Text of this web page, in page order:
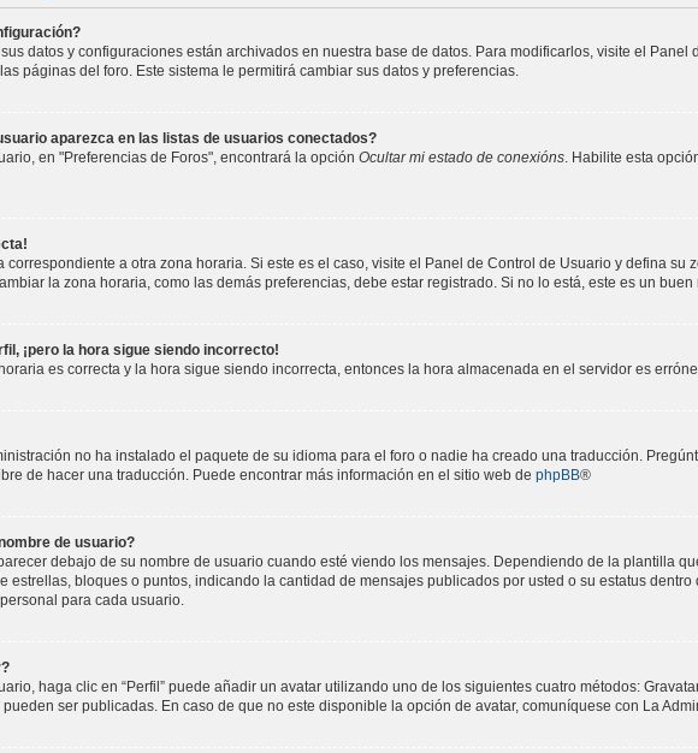
datos y configuraciones están archivados en nuestra base de datos. Para modificarlos, visite el
páginas del foro. Este sistema le permitirá cambiar sus datos y preferencias.
aparezca en las listas de usuarios conectados?
en "Preferencias de Foros", encontrará la opciónOcultar mi estado de conexións. Habilite esta
correspondiente a otra zona horaria. Si este es el caso, visite el Panel de Control de Usuario y defina
la zona horaria, como las demás preferencias, debe estar registrado. Si no lo está, este es un
¡pero la hora sigue siendo incorrecto!
es correcta y la hora sigue siendo incorrecta, entonces la hora almacenada en el servidor es
no ha instalado el paquete de su idioma para el foro o nadie ha creado una traducción.
de hacer una traducción. Puede encontrar más información en el sitio web dephpBB®
de usuario?
debajo de su nombre de usuario cuando esté viendo los mensajes. Dependiendo de la plantilla
estrellas, bloques o puntos, indicando la cantidad de mensajes publicados por usted o su estatus
para cada usuario.
haga clic en “Perfil” puede añadir un avatar utilizando uno de los siguientes cuatro métodos:
ser publicadas. En caso de que no este disponible la opción de avatar, comuníquese con La